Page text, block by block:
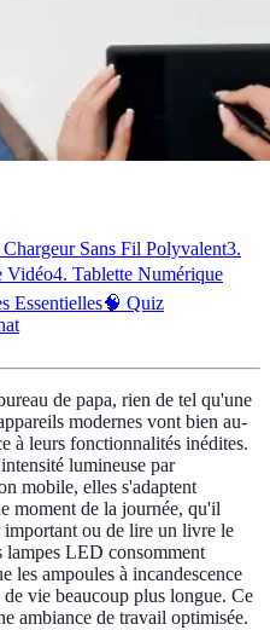
Chargeur Sans Fil Polyvalent3.
Vidéo4. Tablette Numérique
Essentielles🧠 Quiz
de papa, rien de tel qu'une
modernes vont bien au-
à leurs fonctionnalités inédites.
lumineuse par
mobile, elles s'adaptent
moment de la journée, qu'il
important ou de lire un livre le
lampes LED consomment
les ampoules à incandescence
vie beaucoup plus longue. Ce
ambiance de travail optimisée.